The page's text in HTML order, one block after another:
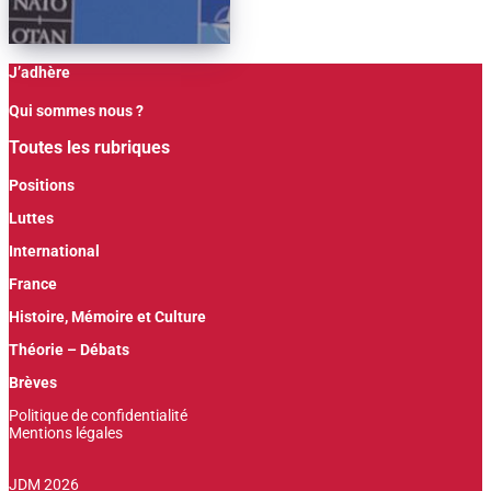
J’adhère
Qui sommes nous ?
Toutes les rubriques
Positions
Luttes
International
France
Histoire, Mémoire et Culture
Théorie – Débats
Brèves
Politique de confidentialité
Mentions légales
JDM 2026